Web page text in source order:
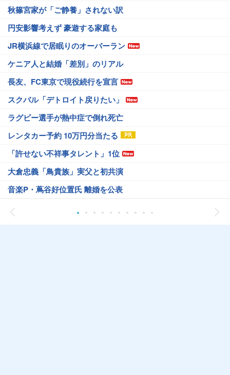
秋篠宮家が「ご静養」されない訳
円安影響考えず 豪遊する家庭も
JR横浜線で居眠りのオーバーラン
ケニア人と結婚「差別」のリアル
長友、FC東京で現役続行を宣言
スクバル「デトロイト戻りたい」
ラグビー選手が熱中症で倒れ死亡
レンタカー予約 10万円分当たる
「許せない不祥事タレント」1位
大倉忠義「鳥貴族」実父と初共演
音楽P・蔦谷好位置氏 離婚を公表